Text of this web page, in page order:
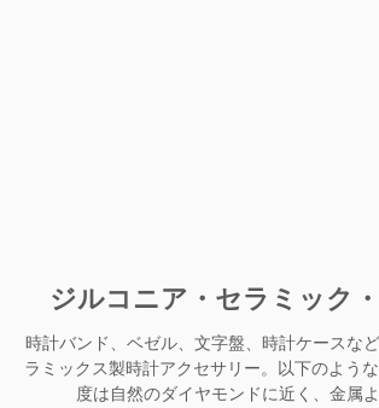
ジルコニア・セラミック
時計バンド、ベゼル、文字盤、時計ケースな
ラミックス製時計アクセサリー。以下のよう
度は自然のダイヤモンドに近く、金属よ